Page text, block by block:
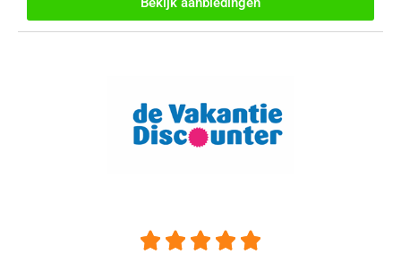
    